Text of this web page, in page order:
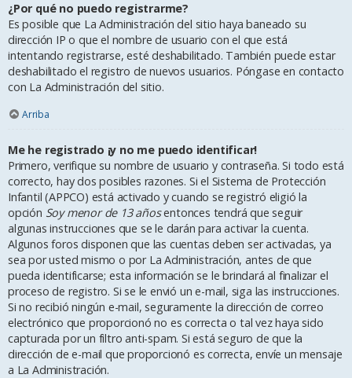
¿Por qué no puedo registrarme?
Es posible que La Administración del sitio haya baneado su
dirección IP o que el nombre de usuario con el que está
intentando registrarse, esté deshabilitado. También puede estar
deshabilitado el registro de nuevos usuarios. Póngase en contacto
con La Administración del sitio.
Arriba
Me he registrado ¡y no me puedo identificar!
Primero, verifique su nombre de usuario y contraseña. Si todo está
correcto, hay dos posibles razones. Si el Sistema de Protección
Infantil (APPCO) está activado y cuando se registró eligió la
opción Soy menor de 13 añosentonces tendrá que seguir
algunas instrucciones que se le darán para activar la cuenta.
Algunos foros disponen que las cuentas deben ser activadas, ya
sea por usted mismo o por La Administración, antes de que
pueda identificarse; esta información se le brindará al finalizar el
proceso de registro. Si se le envió un e-mail, siga las instrucciones.
Si no recibió ningún e-mail, seguramente la dirección de correo
electrónico que proporcionó no es correcta o tal vez haya sido
capturada por un filtro anti-spam. Si está seguro de que la
dirección de e-mail que proporcionó es correcta, envíe un mensaje
a La Administración.